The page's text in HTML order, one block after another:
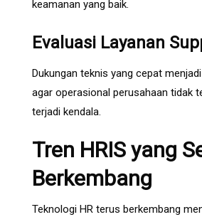
keamanan yang baik.
Evaluasi Layanan
Dukungan teknis yang cepat
agar operasional perusahaan tidak
terjadi kendala.
Tren HRIS yang
Berkembang
Teknologi HR terus berkembang